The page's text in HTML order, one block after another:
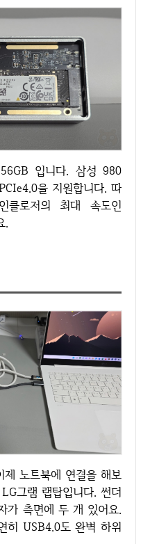
을 지원합니다. 따
로저의 최대 속도인
.
그램 랩탑입니다. 썬더
가 측면에 두 개 있어요.
히 USB4.0도 완벽 하위